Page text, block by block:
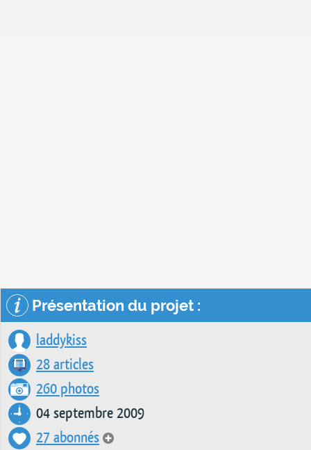
Présentation du projet :
laddykiss
28 articles
260 photos
04 septembre 2009
27 abonnés